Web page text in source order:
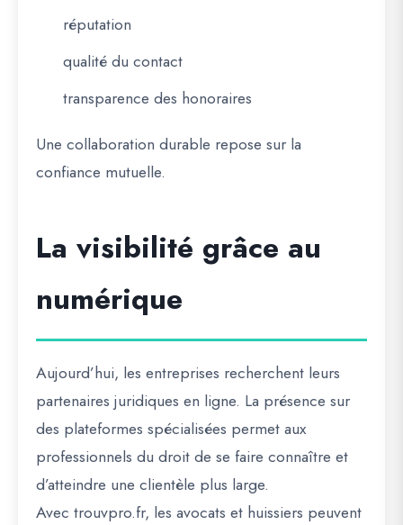
réputation
qualité du contact
transparence des honoraires
Une collaboration durable repose sur la
confiance mutuelle.
La visibilité grâce au
numérique
Aujourd’hui, les entreprises recherchent leurs
partenaires juridiques en ligne. La présence sur
des plateformes spécialisées permet aux
professionnels du droit de se faire connaître et
d’atteindre une clientèle plus large.
Avec trouvpro.fr, les avocats et huissiers peuvent